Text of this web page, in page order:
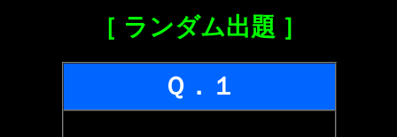
［ ランダム出題 ］
Ｑ．１